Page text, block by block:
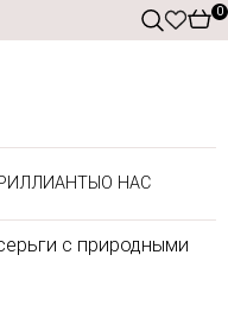
0
О НАС
с природными